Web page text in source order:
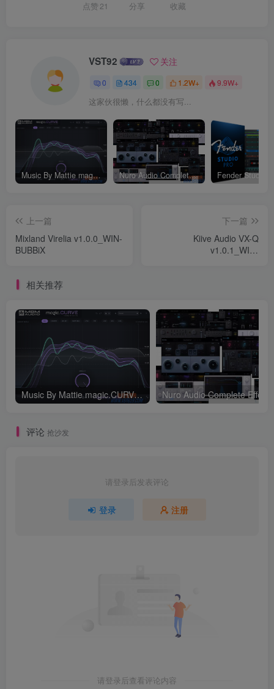
点赞 21 分享 收藏
VST92 关注
0 434 0 1.2W+ 9.9W+
这家伙很懒，什么都没有写...
Music By Mattie magic.CURVE v1.0.2-WIN Nuro Audio Complete Effects Bundle v2026.05_WIN-Zom（2026.05.06更新）
上一篇
Mixland Virelia v1.0.0_WIN-
BUBBiX
下一篇
Kiive Audio VX-Q
v1.0.1_WIN-
相关推荐
Music By Mattie magic.CURVE v1.0.2-WIN
评论 抢沙发
请登录后发表评论
登录 注册
请登录后查看评论内容